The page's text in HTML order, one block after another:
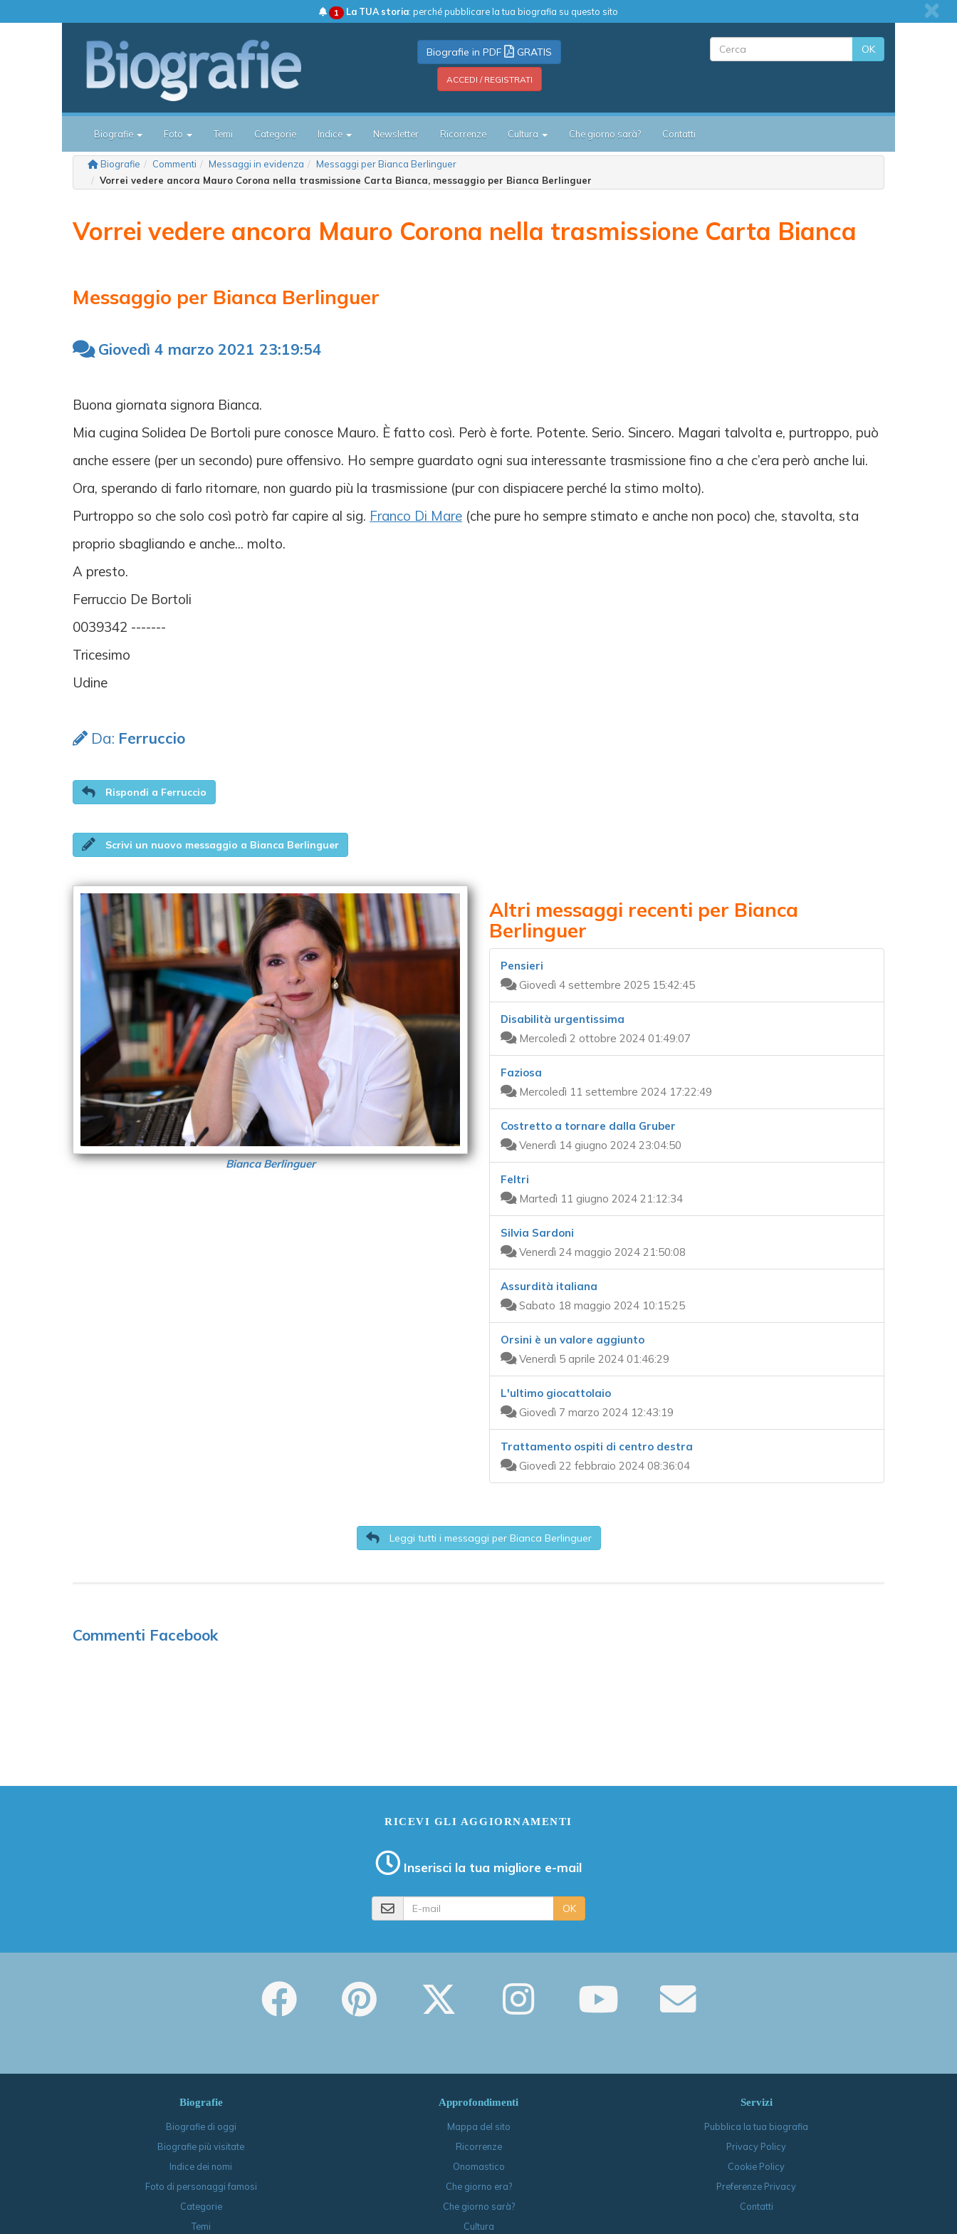
1 La TUA storia: perché pubblicare la tua biografia su questo sito
Biografie in PDF GRATIS
ACCEDI / REGISTRATI
OK
Biografie Foto Temi Categorie Indice Newsletter Ricorrenze Cultura Che giorno sarà? Contatti
Biografie Commenti Messaggi in evidenza
Messaggi per Bianca Berlinguer
Vorrei vedere ancora Mauro Corona nella trasmissione Carta Bianca, messaggio per Bianca Berlinguer
Vorrei vedere ancora Mauro Corona nella trasmissione Carta Bianca
Messaggio per Bianca Berlinguer
Giovedì 4 marzo 2021 23:19:54
Buona giornata signora Bianca.
Mia cugina Solidea De Bortoli pure conosce Mauro. È fatto così. Però è forte. Potente. Serio. Sincero. Magari talvolta e, purtroppo, può
anche essere (per un secondo) pure offensivo. Ho sempre guardato ogni sua interessante trasmissione fino a che c’era però anche lui.
Ora, sperando di farlo ritornare, non guardo più la trasmissione (pur con dispiacere perché la stimo molto).
Purtroppo so che solo così potrò far capire al sig. Franco Di Mare (che pure ho sempre stimato e anche non poco) che, stavolta, sta
proprio sbagliando e anche... molto.
A presto.
Ferruccio De Bortoli
0039342 -------
Tricesimo
Udine
Da: Ferruccio
Rispondi a Ferruccio
Scrivi un nuovo messaggio a Bianca Berlinguer
Bianca Berlinguer
Altri messaggi recenti per Bianca
Berlinguer
Pensieri
Giovedì 4 settembre 2025 15:42:45
Disabilità urgentissima
Mercoledì 2 ottobre 2024 01:49:07
Faziosa
Mercoledì 11 settembre 2024 17:22:49
Costretto a tornare dalla Gruber
Venerdì 14 giugno 2024 23:04:50
Feltri
Martedì 11 giugno 2024 21:12:34
Silvia Sardoni
Venerdì 24 maggio 2024 21:50:08
Assurdità italiana
Sabato 18 maggio 2024 10:15:25
Orsini è un valore aggiunto
Venerdì 5 aprile 2024 01:46:29
L'ultimo giocattolaio
Giovedì 7 marzo 2024 12:43:19
Trattamento ospiti di centro destra
Giovedì 22 febbraio 2024 08:36:04
Leggi tutti i messaggi per Bianca Berlinguer
Commenti Facebook
RICEVI GLI AGGIORNAMENTI
Inserisci la tua migliore e-mail
OK
Biografie
Biografie di oggi
Biografie più visitate
Indice dei nomi
Foto di personaggi famosi
Categorie
Temi
Approfondimenti
Mappa del sito
Ricorrenze
Onomastico
Che giorno era?
Che giorno sarà?
Cultura
Servizi
Pubblica la tua biografia
Privacy Policy
Cookie Policy
Preferenze Privacy
Contatti